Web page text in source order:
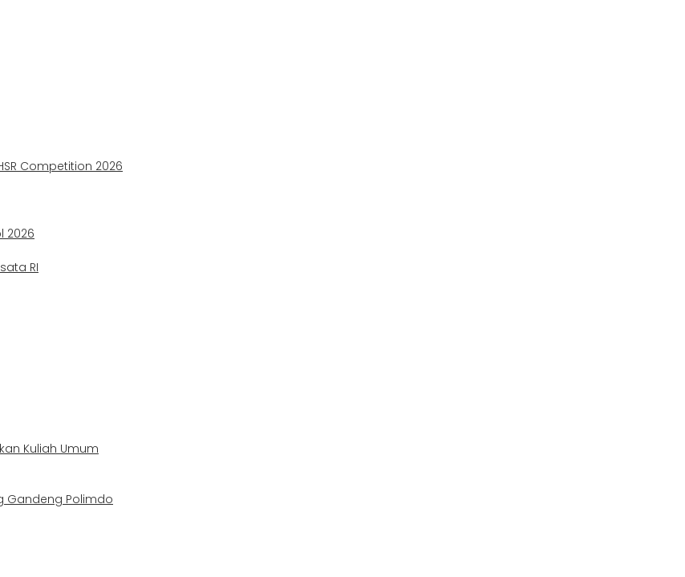
Competition 2026
2026
RI
Kuliah Umum
Gandeng Polimdo